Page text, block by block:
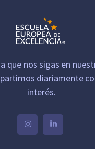
que nos sigas en
diariamente
interés.